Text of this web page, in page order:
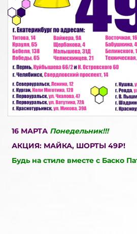
16 МАРТА Понедельник!!!
АКЦИЯ: МАЙКА, ШОРТЫ 49₽!
Будь на стиле вместе с Баско